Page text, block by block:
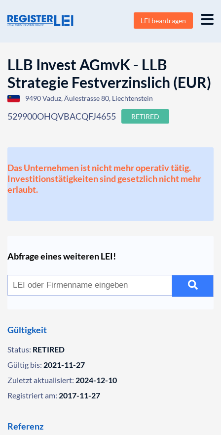
LEI beantragen
LLB Invest AGmvK - LLB
Strategie Festverzinslich (EUR)
9490 Vaduz, Äulestrasse 80, Liechtenstein
529900OHQVBACQFJ4655 RETIRED
Das Unternehmen ist nicht mehr operativ tätig.
Investitionstätigkeiten sind gesetzlich nicht mehr
erlaubt.
Abfrage eines weiteren LEI!
Gültigkeit
Status: RETIRED
Gültig bis: 2021-11-27
Zuletzt aktualisiert: 2024-12-10
Registriert am: 2017-11-27
Referenz